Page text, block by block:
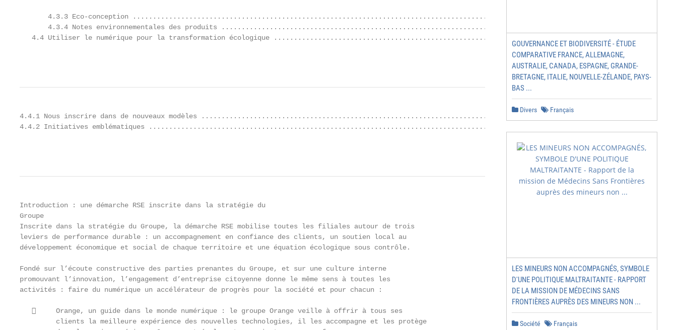
       4.3.3 Eco-conception .................................................................................................................................. 39
       4.3.4 Notes environnementales des produits ........................................................................................... 40
   4.4 Utiliser le numérique pour la transformation écologique ...................................................................... 40
4.4.1 Nous inscrire dans de nouveaux modèles ...................................................................................... 40
4.4.2 Initiatives emblématiques ................................................................................................................. 41
                                                                                                                                                  4
Introduction : une démarche RSE inscrite dans la stratégie du
Groupe
Inscrite dans la stratégie du Groupe, la démarche RSE mobilise toutes les filiales autour de trois
leviers de performance durable : un accompagnement en confiance des clients, un soutien local au
développement économique et social de chaque territoire et une équation écologique sous contrôle.
Fondé sur l’écoute constructive des parties prenantes du Groupe, et sur une culture interne
promouvant l’innovation, l’engagement d’entreprise citoyenne donne le même sens à toutes les
activités : faire du numérique un accélérateur de progrès pour la société et pour chacun :
        Orange, un guide dans le monde numérique : le groupe Orange veille à offrir à tous ses
         clients la meilleure expérience des nouvelles technologies, il les accompagne et les protège
GOUVERNANCE ET BIODIVERSITÉ - ÉTUDE
COMPARATIVE FRANCE, ALLEMAGNE,
AUSTRALIE, CANADA, ESPAGNE, GRANDE-
BRETAGNE, ITALIE, NOUVELLE-ZÉLANDE, PAYS-
BAS ...
Divers Français
LES MINEURS NON ACCOMPAGNÉS, SYMBOLE
D'UNE POLITIQUE MALTRAITANTE - RAPPORT
DE LA MISSION DE MÉDECINS SANS
FRONTIÈRES AUPRÈS DES MINEURS NON ...
Société Français